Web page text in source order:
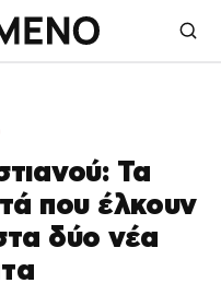
Τα
που έλκουν
δύο νέα